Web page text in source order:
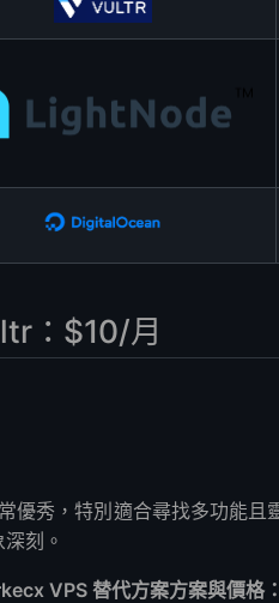
：$10/月
優秀，特別適合尋找多功能且
刻。
VPS 替代方案方案與價格：